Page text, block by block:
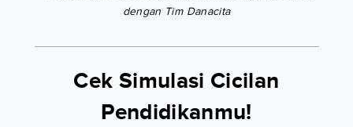
dengan Tim Danacita
Cek Simulasi Cicilan
Pendidikanmu!